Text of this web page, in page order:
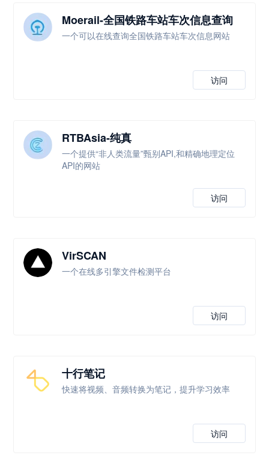
Moerail-全国铁路车站车次信息查询
一个可以在线查询全国铁路车站车次信息网站
访问
RTBAsia-纯真
一个提供“非人类流量”甄别API,和精确地理定位
API的网站
访问
VirSCAN
一个在线多引擎文件检测平台
访问
十行笔记
快速将视频、音频转换为笔记，提升学习效率
访问